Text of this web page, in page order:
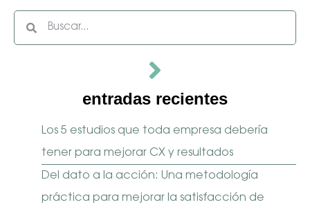
entradas recientes
Los 5 estudios que toda empresa debería
tener para mejorar CX y resultados
Del dato a la acción: Una metodología
práctica para mejorar la satisfacción de